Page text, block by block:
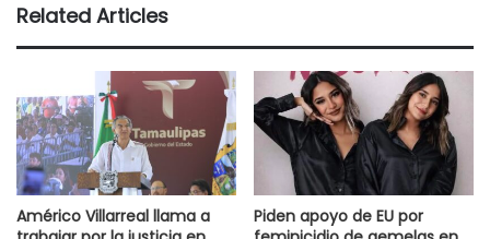
Related Articles
Américo Villarreal llama a
Piden apoyo de EU por